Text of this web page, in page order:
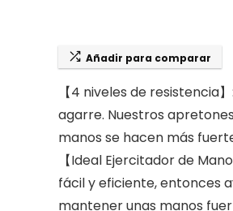
Añadir para comparar
【4 niveles de resistencia
agarre. Nuestros
manos se hacen más
【Ideal Ejercitador de
fácil y eficiente, entonces
mantener unas manos